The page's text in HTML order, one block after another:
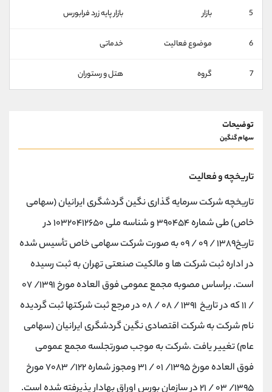
5 بازار بازار پايه زرد فرابورس
6 موضوع فعالیت خدماتی
7 گروه هتل و رستوران
توضیحات
سهام گنگین
تاریخچه و فعالیت
تاریخچه شرکت سرمایه گذاری نگین گردشگری ایرانیان (سهامی
خاص) طی شماره ۳۹۰۴۵۴ و شناسه ملی ۱۰۳۲۰۴۱۲۶۵۰ در
تاریخ۱۳۸۹ / ۰۹ / ۰۹ به صورت شرکت سهامی خاص تأسیس شده
در اداره ثبت شرکت ها و مالکیت صنعتی تهران به ثبت رسیده
است. براساس مصوبه مجمع عمومی فوق العاده مورخ ۱۳۹۱/ ۰۷
/ ۱۱ که در تاریخ ۱۳۹۱ / ۰۸ / ۰۸ در مرجع ثبت شرکتها ثبت گردیده
نام شرکت به شرکت اقتصادی نگین گردشگری ایرانیان (سهامی
عام) تغییر یافت .شرکت به موجب صورتجلسه مجمع عمومی
فوق العاده مورخ ۱۳۹۵/ ۰۱ / ۳۱ ومجوز شماره ۱۲۲/ ۷۰۸۳ مورخ
۱۳۹۵/ ۰۳ / ۲۱ در سازمان بورس اوراق بهادار پذیرفته شده است.